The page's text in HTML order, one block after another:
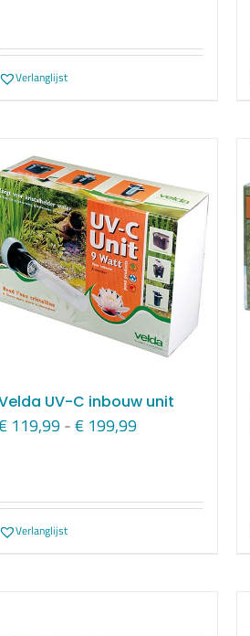
€ 1.709,95
Verlanglijst
UV-C inbouw unit
119,99 -€199,99Prijsklasse:
€ 199,99
Verlanglijst